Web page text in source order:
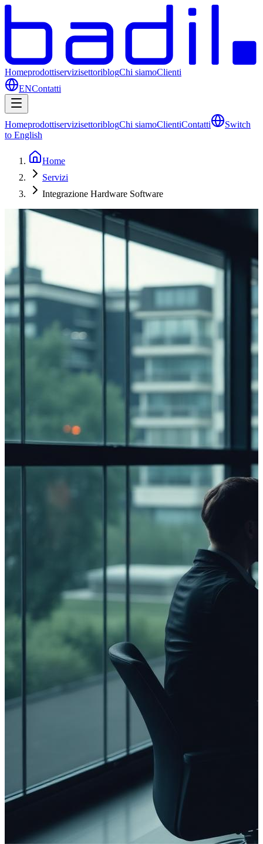
HomeprodottiservizisettoriblogChi siamoClienti
ENContatti
HomeprodottiservizisettoriblogChi siamoClientiContatti
Switch
to English
Home
Servizi
Integrazione Hardware Software